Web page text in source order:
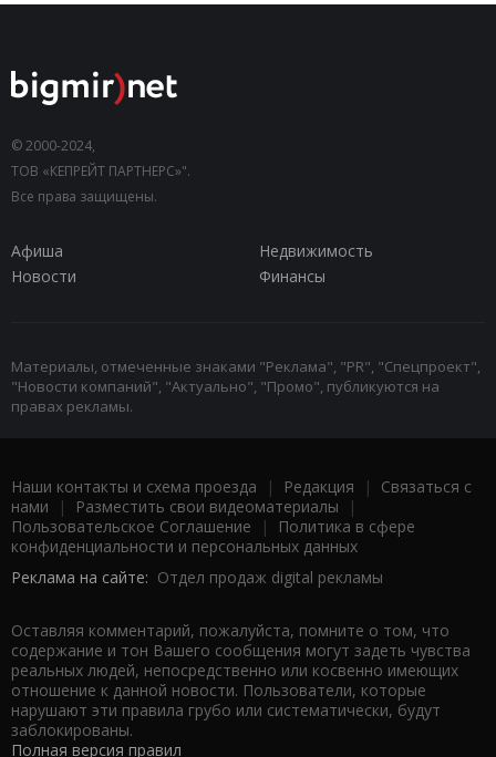
© 2000-2024,
ТОВ «КЕПРЕЙТ ПАРТНЕРС»".
Все права защищены.
Афиша
Недвижимость
Новости
Финансы
Материалы, отмеченные знаками "Реклама", "PR", "Спецпроект",
"Новости компаний", "Актуально", "Промо", публикуются на
правах рекламы.
Наши контакты и схема проезда | Редакция | Связаться с
нами | Разместить свои видеоматериалы |
Пользовательское Соглашение |
Политика в сфере
конфиденциальности и персональных данных
Реклама на сайте: Отдел продаж digital рекламы
Оставляя комментарий, пожалуйста, помните о том, что
содержание и тон Вашего сообщения могут задеть чувства
реальных людей, непосредственно или косвенно имеющих
отношение к данной новости. Пользователи, которые
нарушают эти правила грубо или систематически, будут
заблокированы.
Полная версия правил